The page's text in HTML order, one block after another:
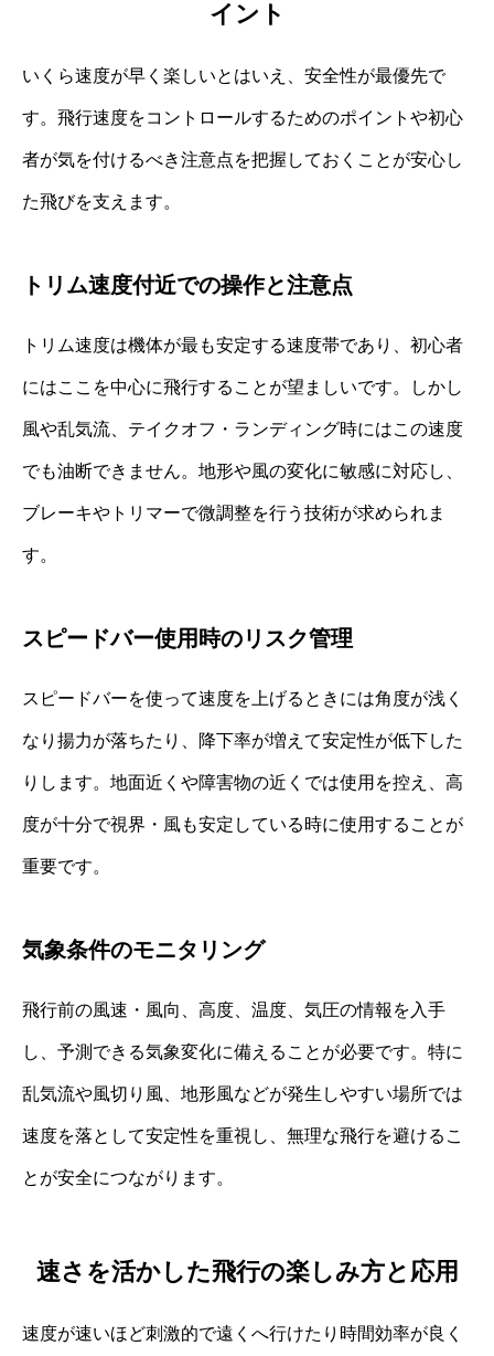
イント
いくら速度が早く楽しいとはいえ、安全性が最優先で
す。飛行速度をコントロールするためのポイントや初心
者が気を付けるべき注意点を把握しておくことが安心し
た飛びを支えます。
トリム速度付近での操作と注意点
トリム速度は機体が最も安定する速度帯であり、初心者
にはここを中心に飛行することが望ましいです。しかし
風や乱気流、テイクオフ・ランディング時にはこの速度
でも油断できません。地形や風の変化に敏感に対応し、
ブレーキやトリマーで微調整を行う技術が求められま
す。
スピードバー使用時のリスク管理
スピードバーを使って速度を上げるときには角度が浅く
なり揚力が落ちたり、降下率が増えて安定性が低下した
りします。地面近くや障害物の近くでは使用を控え、高
度が十分で視界・風も安定している時に使用することが
重要です。
気象条件のモニタリング
飛行前の風速・風向、高度、温度、気圧の情報を入手
し、予測できる気象変化に備えることが必要です。特に
乱気流や風切り風、地形風などが発生しやすい場所では
速度を落として安定性を重視し、無理な飛行を避けるこ
とが安全につながります。
速さを活かした飛行の楽しみ方と応用
速度が速いほど刺激的で遠くへ行けたり時間効率が良く